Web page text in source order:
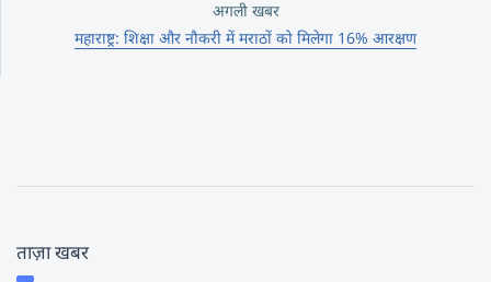
अगली खबर
महाराष्ट्र: शिक्षा और नौकरी में मराठों को मिलेगा 16% आरक्षण
ताज़ा खबर